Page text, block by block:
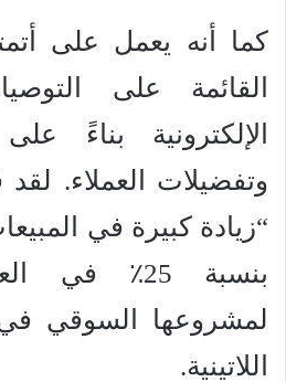
كما أنه يعمل على
القائمة على
الإلكترونية بناءً
وتفضيلات العملاء. لقد
“زيادة كبيرة في
بنسبة 25٪
لمشروعها السوقي في
اللاتينية.